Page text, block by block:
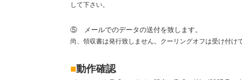
して下さい。
⑤ メールでのデータの送付を致します。
尚、領収書は発行致しません。クーリングオフは受け付け
■動作確認